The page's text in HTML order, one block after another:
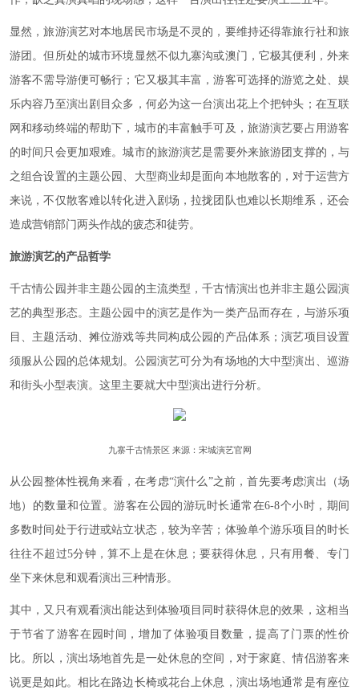
显然，旅游演艺对本地居民市场是不灵的，要维持还得靠旅行社和旅
游团。但所处的城市环境显然不似九寨沟或澳门，它极其便利，外来
游客不需导游便可畅行；它又极其丰富，游客可选择的游览之处、娱
乐内容乃至演出剧目众多，何必为这一台演出花上个把钟头；在互联
网和移动终端的帮助下，城市的丰富触手可及，旅游演艺要占用游客
的时间只会更加艰难。城市的旅游演艺是需要外来旅游团支撑的，与
之组合设置的主题公园、大型商业却是面向本地散客的，对于运营方
来说，不仅散客难以转化进入剧场，拉拢团队也难以长期维系，还会
造成营销部门两头作战的疲态和徒劳。
旅游演艺的产品哲学
千古情公园并非主题公园的主流类型，千古情演出也并非主题公园演
艺的典型形态。主题公园中的演艺是作为一类产品而存在，与游乐项
目、主题活动、摊位游戏等共同构成公园的产品体系；演艺项目设置
须服从公园的总体规划。公园演艺可分为有场地的大中型演出、巡游
和街头小型表演。这里主要就大中型演出进行分析。
九寨千古情景区 来源：宋城演艺官网
从公园整体性视角来看，在考虑“演什么”之前，首先要考虑演出（场
地）的数量和位置。游客在公园的游玩时长通常在6-8个小时，期间
多数时间处于行进或站立状态，较为辛苦；体验单个游乐项目的时长
往往不超过5分钟，算不上是在休息；要获得休息，只有用餐、专门
坐下来休息和观看演出三种情形。
其中，又只有观看演出能达到体验项目同时获得休息的效果，这相当
于节省了游客在园时间，增加了体验项目数量，提高了门票的性价
比。所以，演出场地首先是一处休息的空间，对于家庭、情侣游客来
说更是如此。相比在路边长椅或花台上休息，演出场地通常是有座位